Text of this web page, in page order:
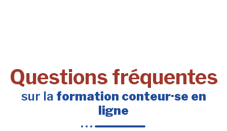
Questions fréquentes
sur la formation conteur·se en
ligne